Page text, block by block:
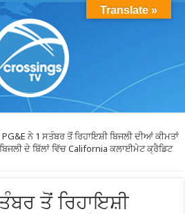
PG&E ਨੇ 1 ਸਤੰਬਰ ਤੋਂ ਰਿਹਾਇਸ਼ੀ ਬਿਜਲੀ ਦੀਆਂ ਕੀਮਤਾਂ
ਦੇ ਬਿੱਲਾਂ ਵਿੱਚ California ਕਲਾਈਮੇਟ ਕ੍ਰੈਡਿਟ
ਤੋਂ ਰਿਹਾਇਸ਼ੀ
Translate »